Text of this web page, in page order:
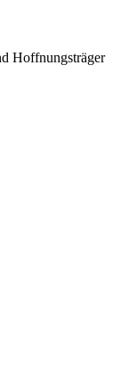
Hoffnungsträger